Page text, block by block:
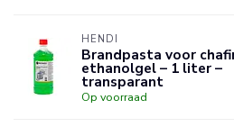
HENDI
Brandpasta voor
ethanolgel – 1 liter –
transparant
Op voorraad